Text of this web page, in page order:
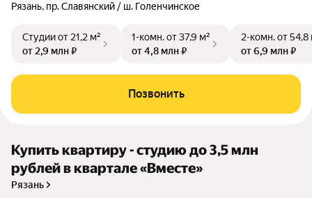
Рязань, пр. Славянский / ш. Голенчинское
Студииот 21,2 м²
от 2,9 млн ₽
1-комн.от 37,9 м²
от 4,8 млн ₽
2-комн.от 54,8
от 6,9 млн ₽
Позвонить
Купить квартиру - студию до 3,5 млн
рублей в квартале «Вместе»
Рязань